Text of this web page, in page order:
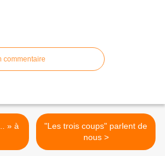
commentaire
"Les trois coups" parlent de
nous >